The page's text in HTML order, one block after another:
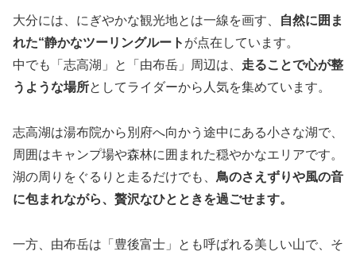
大分には、にぎやかな観光地とは一線を画す、
自然に囲ま
れた“静かなツーリングルート が点在しています。
中でも「志高湖」と「由布岳」周辺は、 走ることで心が整
うような場所としてライダーから人気を集めています。
志高湖は湯布院から別府へ向かう途中にある小さな湖で、
周囲はキャンプ場や森林に囲まれた穏やかなエリアです。
湖の周りをぐるりと走るだけでも、 鳥のさえずりや風の音
に包まれながら、贅沢なひとときを過ごせます。
一方、由布岳は「豊後富士」とも呼ばれる美しい山で、そ